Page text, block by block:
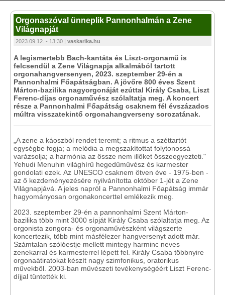
Orgonaszóval ünneplik Pannonhalmán a Zene
Világnapját
2023.09.12. - 13:30 | vaskarika.hu
A legismertebb Bach-kantáta és Liszt-orgonamű is
felcsendül a Zene Világnapja alkalmából tartott
orgonahangversenyen, 2023. szeptember 29-én a
Pannonhalmi Főapátságban. A jövőre 800 éves Szent
Márton-bazilika nagyorgonáját ezúttal Király Csaba, Liszt
Ferenc-díjas orgonaművész szólaltatja meg. A koncert
része a Pannonhalmi Főapátság csaknem fél évszázados
múltra visszatekintő orgonahangverseny sorozatának.
„A zene a káoszból rendet teremt; a ritmus a széttartót
egységbe fogja; a melódia a megszakítottat folytonossá
varázsolja; a harmónia az össze nem illőket összeegyezteti."
Yehudi Menuhin világhírű hegedűművész és karmester
gondolati ezek. Az UNESCO csaknem ötven éve - 1975-ben -
az ő kezdeményezésére nyilvánította október 1-jét a Zene
Világnapjává. A jeles napról a Pannonhalmi Főapátság immár
hagyományosan orgonakoncerttel emlékezik meg.
2023. szeptember 29-én a pannonhalmi Szent Márton-
bazilika több mint 3000 sípját Király Csaba szólaltatja meg. Az
orgonista zongora- és orgonaművészként világszerte
koncertezik, több mint másfélezer hangversenyt adott már.
Számtalan szólóestje mellett mintegy harminc neves
zenekarral és karmesterrel lépett fel. Király Csaba többnyire
orgonaátiratokat készít nagy szimfonikus, oratorikus
művekből. 2003-ban művészeti tevékenységéért Liszt Ferenc-
díjjal tüntették ki.